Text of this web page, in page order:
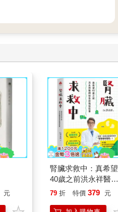
元
腎臟求救中：真希望
40歲之前洪永祥醫師
就告訴我這些事
79 折 特價 379 元